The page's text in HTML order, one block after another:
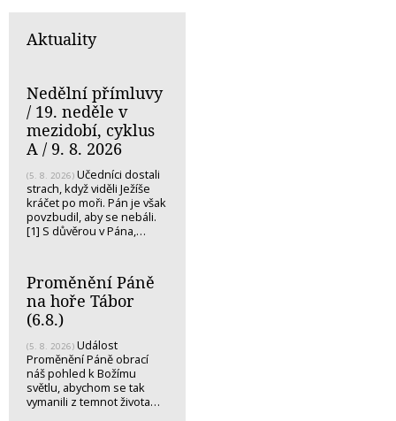
Aktuality
Nedělní přímluvy
/ 19. neděle v
mezidobí, cyklus
A / 9. 8. 2026
(5. 8. 2026) Učedníci dostali
strach, když viděli Ježíše
kráčet po moři. Pán je však
povzbudil, aby se nebáli.
[1] S důvěrou v Pána,…
Proměnění Páně
na hoře Tábor
(6.8.)
(5. 8. 2026) Událost
Proměnění Páně obrací
náš pohled k Božímu
světlu, abychom se tak
vymanili z temnot života…